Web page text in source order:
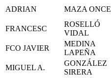
ADRIAN MAZA ONCE
FRANCESC
ROSELLÓ
VIDAL
FCO JAVIER
MEDINA
LAPEÑA
MIGUEL A.
GONZÁLEZ
SIRERA